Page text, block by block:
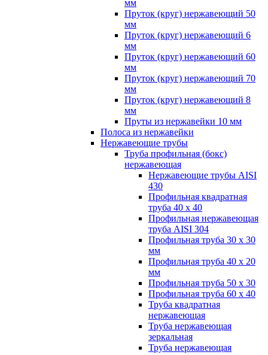
мм
Пруток (круг) нержавеющий 50
мм
Пруток (круг) нержавеющий 6
мм
Пруток (круг) нержавеющий 60
мм
Пруток (круг) нержавеющий 70
мм
Пруток (круг) нержавеющий 8
мм
Пруты из нержавейки 10 мм
Полоса из нержавейки
Нержавеющие трубы
Труба профильная (бокс)
нержавеющая
Нержавеющие трубы AISI
430
Профильная квадратная
труба 40 х 40
Профильная нержавеющая
труба AISI 304
Профильная труба 30 х 30
мм
Профильная труба 40 х 20
мм
Профильная труба 50 х 30
Профильная труба 60 х 40
Труба квадратная
нержавеющая
Труба нержавеющая
зеркальная
Труба нержавеющая